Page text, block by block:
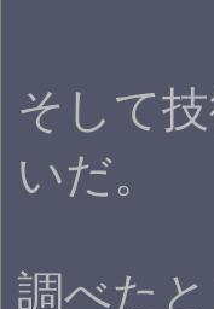
そして
いだ。
調べた